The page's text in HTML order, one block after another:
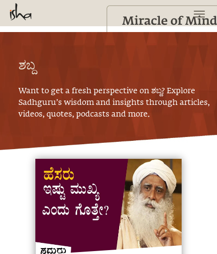
ಶಬ್ದ
Want to get a fresh perspective on ಶಬ್ದ? Explore
Sadhguru’s wisdom and insights through articles,
videos, quotes, podcasts and more.